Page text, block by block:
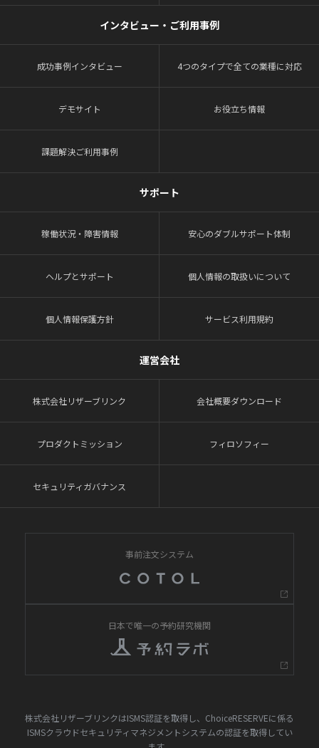
インタビュー・ご利用事例
成功事例インタビュー 4つのタイプで全ての業種に対応
デモサイト お役立ち情報
課題解決ご利用事例
サポート
稼働状況・障害情報 安心のダブルサポート体制
ヘルプとサポート 個人情報の取扱いについて
個人情報保護方針 サービス利用規約
運営会社
株式会社リザーブリンク 会社概要ダウンロード
プロダクトミッション フィロソフィー
セキュリティガバナンス
事前注文システム
日本で唯一の予約研究機関
株式会社リザーブリンクはISMS認証を取得し、ChoiceRESERVEに係る
ISMSクラウドセキュリティマネジメントシステムの認証を取得してい